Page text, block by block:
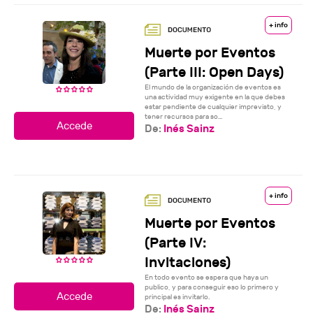
+ info
Muerte por Eventos
(Parte III: Open Days)
El mundo de la organización de eventos es
una actividad muy exigente en la que debes
estar pendiente de cualquier imprevisto, y
tener recursos para so...
De: Inés Sainz
+ info
Muerte por Eventos
(Parte IV:
Invitaciones)
En todo evento se espera que haya un
publico, y para conseguir eso lo primero y
principal es invitarlo.
De: Inés Sainz